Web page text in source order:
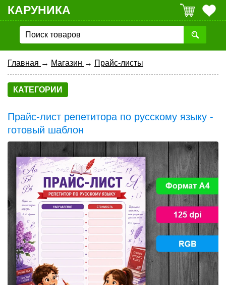
КАРУНИКА
Главная → Магазин → Прайс-листы
КАТЕГОРИИ
Прайс-лист репетитора по русскому языку -
готовый шаблон